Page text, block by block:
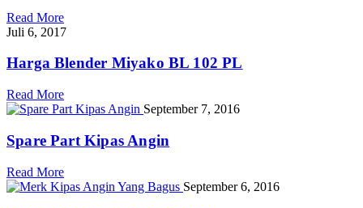
Read More
Juli 6, 2017
Harga Blender Miyako BL 102 PL
Read More
September 7, 2016
Spare Part Kipas Angin
Read More
September 6, 2016